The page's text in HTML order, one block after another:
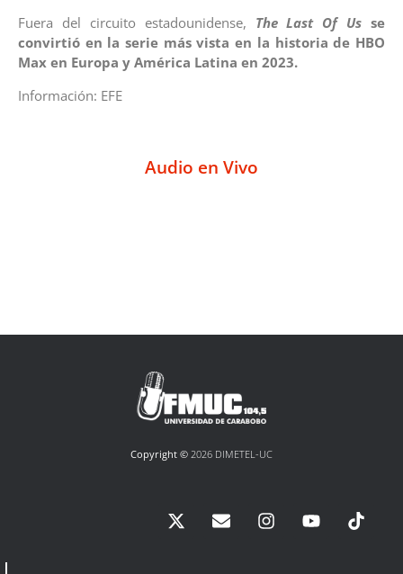
Fuera del circuito estadounidense, The Last Of Us se
convirtió en la serie más vista en la historia de HBO
Max en Europa y América Latina en 2023.
Información: EFE
Audio en Vivo
Copyright © 2026 DIMETEL-UC